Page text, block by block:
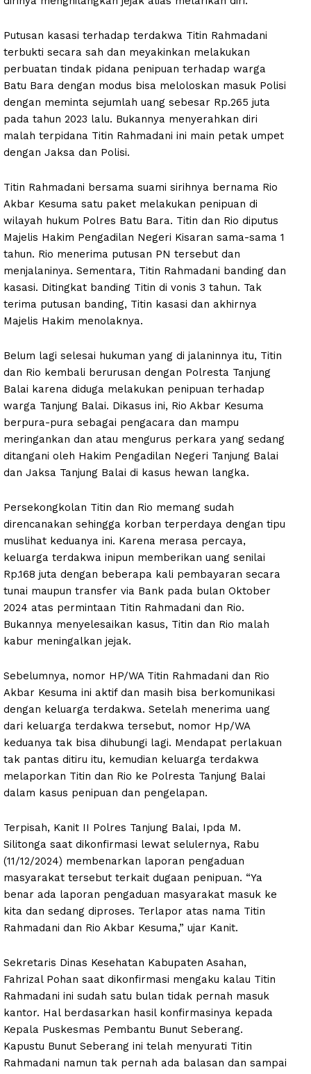
Putusan kasasi terhadap terdakwa Titin Rahmadani
terbukti secara sah dan meyakinkan melakukan
perbuatan tindak pidana penipuan terhadap warga
Batu Bara dengan modus bisa meloloskan masuk Polisi
dengan meminta sejumlah uang sebesar Rp.265 juta
pada tahun 2023 lalu. Bukannya menyerahkan diri
malah terpidana Titin Rahmadani ini main petak umpet
dengan Jaksa dan Polisi.
Titin Rahmadani bersama suami sirihnya bernama Rio
Akbar Kesuma satu paket melakukan penipuan di
wilayah hukum Polres Batu Bara. Titin dan Rio diputus
Majelis Hakim Pengadilan Negeri Kisaran sama-sama 1
tahun. Rio menerima putusan PN tersebut dan
menjalaninya. Sementara, Titin Rahmadani banding dan
kasasi. Ditingkat banding Titin di vonis 3 tahun. Tak
terima putusan banding, Titin kasasi dan akhirnya
Majelis Hakim menolaknya.
Belum lagi selesai hukuman yang di jalaninnya itu, Titin
dan Rio kembali berurusan dengan Polresta Tanjung
Balai karena diduga melakukan penipuan terhadap
warga Tanjung Balai. Dikasus ini, Rio Akbar Kesuma
berpura-pura sebagai pengacara dan mampu
meringankan dan atau mengurus perkara yang sedang
ditangani oleh Hakim Pengadilan Negeri Tanjung Balai
dan Jaksa Tanjung Balai di kasus hewan langka.
Persekongkolan Titin dan Rio memang sudah
direncanakan sehingga korban terperdaya dengan tipu
muslihat keduanya ini. Karena merasa percaya,
keluarga terdakwa inipun memberikan uang senilai
Rp.168 juta dengan beberapa kali pembayaran secara
tunai maupun transfer via Bank pada bulan Oktober
2024 atas permintaan Titin Rahmadani dan Rio.
Bukannya menyelesaikan kasus, Titin dan Rio malah
kabur meningalkan jejak.
Sebelumnya, nomor HP/WA Titin Rahmadani dan Rio
Akbar Kesuma ini aktif dan masih bisa berkomunikasi
dengan keluarga terdakwa. Setelah menerima uang
dari keluarga terdakwa tersebut, nomor Hp/WA
keduanya tak bisa dihubungi lagi. Mendapat perlakuan
tak pantas ditiru itu, kemudian keluarga terdakwa
melaporkan Titin dan Rio ke Polresta Tanjung Balai
dalam kasus penipuan dan pengelapan.
Terpisah, Kanit II Polres Tanjung Balai, Ipda M.
Silitonga saat dikonfirmasi lewat selulernya, Rabu
(11/12/2024) membenarkan laporan pengaduan
masyarakat tersebut terkait dugaan penipuan. “Ya
benar ada laporan pengaduan masyarakat masuk ke
kita dan sedang diproses. Terlapor atas nama Titin
Rahmadani dan Rio Akbar Kesuma,” ujar Kanit.
Sekretaris Dinas Kesehatan Kabupaten Asahan,
Fahrizal Pohan saat dikonfirmasi mengaku kalau Titin
Rahmadani ini sudah satu bulan tidak pernah masuk
kantor. Hal berdasarkan hasil konfirmasinya kepada
Kepala Puskesmas Pembantu Bunut Seberang.
Kapustu Bunut Seberang ini telah menyurati Titin
Rahmadani namun tak pernah ada balasan dan sampai